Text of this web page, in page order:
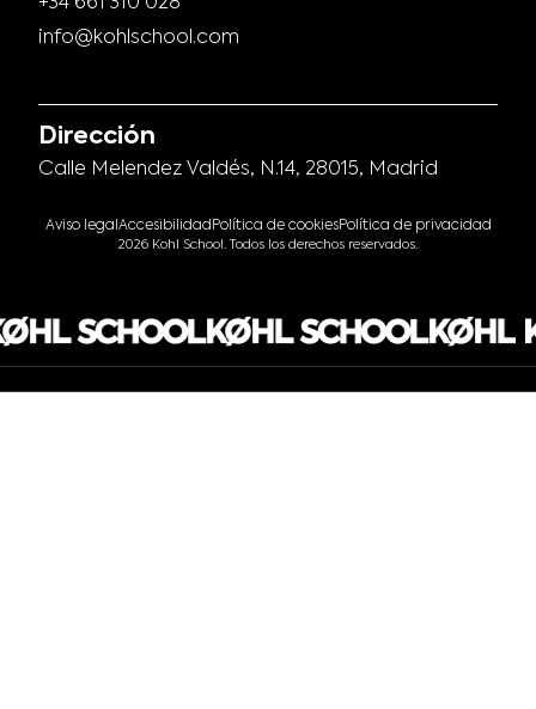
info@kohlschool.com
Dirección
Calle Melendez Valdés, N.14, 28015, Madrid
2026 Kohl School. Todos los derechos reservados.
Aviso legal AccesibilidadPolítica de cookiesPolítica de privacidad